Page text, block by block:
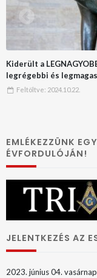
Kiderült a
legrégebbi és
gombot!!
Feltöltve: 2024.10.22.
EMLÉKEZZÜNK
ÉVFORDULÓJÁN!
JELENTKEZÉS AZ
2023. június 04.